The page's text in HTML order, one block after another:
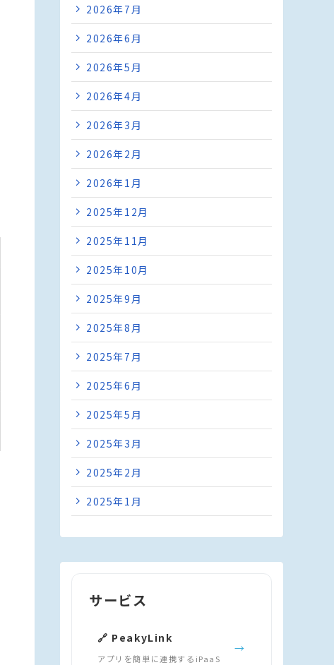
2026年7月
2026年6月
2026年5月
2026年4月
2026年3月
2026年2月
2026年1月
2025年12月
2025年11月
2025年10月
2025年9月
2025年8月
2025年7月
2025年6月
2025年5月
2025年3月
2025年2月
2025年1月
サービス
🔗 PeakyLink
アプリを簡単に連携するiPaaS
→